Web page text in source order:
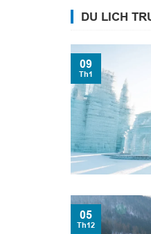
DU LICH
09
Th1
05
Th12